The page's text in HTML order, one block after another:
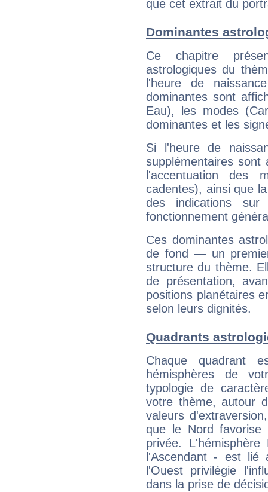
que cet extrait du
Dominantes
Ce chapitre
astrologiques du
l'heure de
dominantes sont
Eau), les modes
dominantes et les
Si l'heure de
supplémentaires sont
l'accentuation des
cadentes), ainsi que
des indications sur
fonctionnement
Ces dominantes
de fond — un
structure du thème.
de présentation,
positions planétaires
selon leurs dignités.
Quadrants
Chaque quadrant
hémisphères de
typologie de
votre thème, autour
valeurs
que le Nord favorise
privée.
l'Ascendant - est
l'Ouest privilégie
dans la prise de